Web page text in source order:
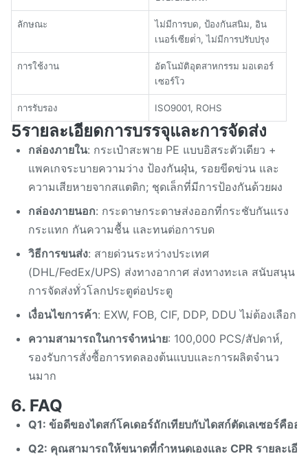
ลักษณะ
ไม่มีการบด, ป้องกันสนิม, อิน
เนอร์เซียต่ํา, ไม่มีการปรับปรุง
การใช้งาน
อัตโนมัติอุตสาหกรรม มอเตอร์
เซอร์โว
การรับรอง ISO9001, ROHS
5รายละเอียดการบรรจุและการจัดส่ง
กล่องภายใน: กระเป๋าสะพาย PE แบบอิสระตัวเดียว +
แพคเกจระบายความว่าง ป้องกันฝุ่น, รอยขีดข่วน และ
ความเสียหายจากสแตติก; ชุดเล็กที่มีการป้องกันด้วยผง
กล่องภายนอก: กระดาษกระดาษส่งออกที่กระชับกันแรง
กระแทก กันความชื้น และทนต่อการบด
วิธีการขนส่ง: สายด่วนระหว่างประเทศ
(DHL/FedEx/UPS) ส่งทางอากาศ ส่งทางทะเล สนับสนุน
การจัดส่งทั่วโลกประตูต่อประตู
เงื่อนไขการค้า: EXW, FOB, CIF, DDP, DDU ไม่ต้องเลือก
ความสามารถในการจําหน่าย: 100,000 PCS/สัปดาห์,
รองรับการสั่งซื้อการทดลองต้นแบบและการผลิตจํานว
นมาก
6. FAQ
Q1: ข้อดีของไดสก์โคเดอร์ถักเทียบกับไดสก์ตัดเลเซอร์คืออะ
Q2: คุณสามารถให้ขนาดที่กําหนดเองและ CPR รายละเอีย